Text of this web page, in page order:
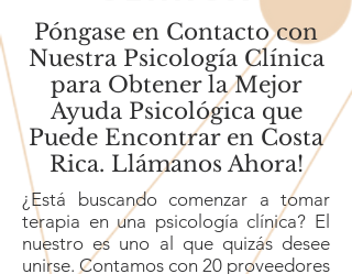
Póngase en Contacto con
Nuestra Psicología Clínica
para Obtener la Mejor
Ayuda Psicológica que
Puede Encontrar en Costa
Rica. Llámanos Ahora!
¿Está buscando comenzar a tomar
terapia en una psicología clínica? El
nuestro es uno al que quizás desee
unirse. Contamos con 20 proveedores